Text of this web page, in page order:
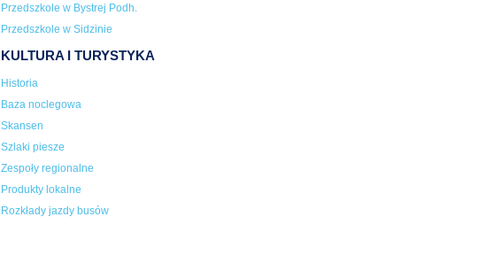
Przedszkole w Bystrej Podh.
Przedszkole w Sidzinie
KULTURA I TURYSTYKA
Historia
Baza noclegowa
Skansen
Szlaki piesze
Zespoły regionalne
Produkty lokalne
Rozkłady jazdy busów